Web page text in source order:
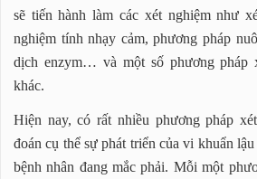
sẽ tiến hành làm các xét nghiệm như
nghiệm tính nhạy cảm, phương pháp
dịch enzym… và một số phương pháp
khác.
Hiện nay, có rất nhiều phương pháp
đoán cụ thể sự phát triển của vi khuẩn
bệnh nhân đang mắc phải. Mỗi một